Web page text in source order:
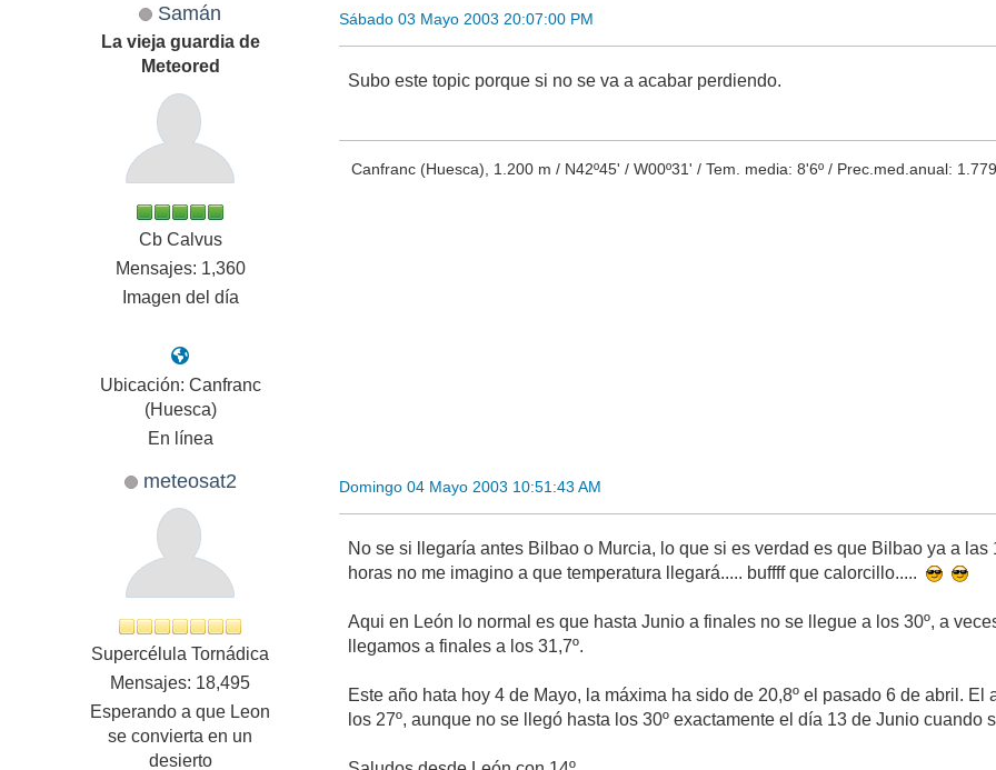
Samán
La vieja guardia de
Meteored
Cb Calvus
Mensajes: 1,360
Imagen del día
Ubicación: Canfranc
(Huesca)
En línea
Sábado 03 Mayo 2003 20:07:00 PM
Subo este topic porque si no se va a acabar perdiendo.
Canfranc (Huesca), 1.200 m / N42º45' / W00º31' / Tem. media: 8'6º / Prec.med.anual:
meteosat2
Supercélula Tornádica
Mensajes: 18,495
Esperando a que Leon
se convierta en un
desierto
Domingo 04 Mayo 2003 10:51:43 AM
No se si llegaría antes Bilbao o Murcia, lo que si es verdad es que Bilbao ya a
horas no me imagino a que temperatura llegará..... buffff que calorcillo.....
Aqui en León lo normal es que hasta Junio a finales no se llegue a los 30º, a
llegamos a finales a los 31,7º.
Este año hata hoy 4 de Mayo, la máxima ha sido de 20,8º el pasado 6 de abril.
los 27º, aunque no se llegó hasta los 30º exactamente el día 13 de Junio cuando